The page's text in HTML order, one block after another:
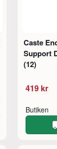
Caste
Support
(12)
419 kr
Butiken